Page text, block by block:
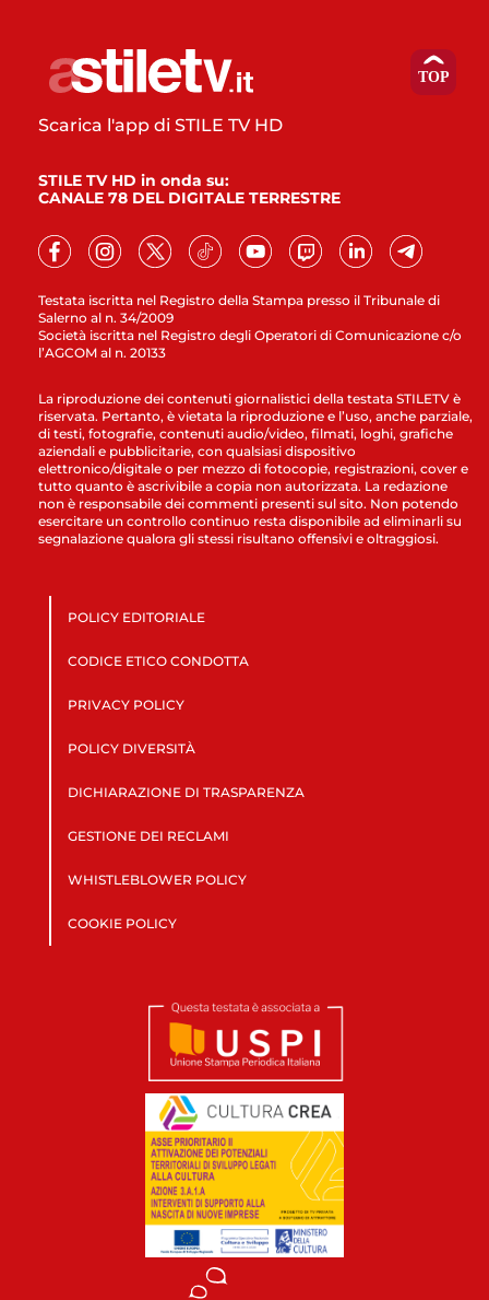
Testata iscritta nel Registro della Stampa presso il Tribunale di
Salerno al n. 34/2009
Società iscritta nel Registro degli Operatori di Comunicazione c/o
l’AGCOM al n. 20133
Scarica l'app di STILE TV HD
STILE TV HD in onda su:
CANALE 78 DEL DIGITALE TERRESTRE
La riproduzione dei contenuti giornalistici della testata STILETV è
riservata. Pertanto, è vietata la riproduzione e l’uso, anche parziale,
di testi, fotografie, contenuti audio/video, filmati, loghi, grafiche
aziendali e pubblicitarie, con qualsiasi dispositivo
elettronico/digitale o per mezzo di fotocopie, registrazioni, cover e
tutto quanto è ascrivibile a copia non autorizzata. La redazione
non è responsabile dei commenti presenti sul sito. Non potendo
esercitare un controllo continuo resta disponibile ad eliminarli su
segnalazione qualora gli stessi risultano offensivi e oltraggiosi.
POLICY EDITORIALE
CODICE ETICO CONDOTTA
PRIVACY POLICY
POLICY DIVERSITÀ
DICHIARAZIONE DI TRASPARENZA
GESTIONE DEI RECLAMI
WHISTLEBLOWER POLICY
COOKIE POLICY